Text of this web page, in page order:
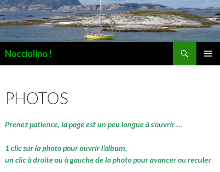
Nocciolino !
PHOTOS
Prenez patience, la page est un peu longue à s’ouvrir …
1 clic sur la photo pour ouvrir l’album,
un clic à droite ou à gauche de la photo pour avancer ou reculer